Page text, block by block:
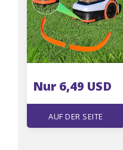
Aesthetics Durability
Nur 6,49 USD
AUF DER SEITE